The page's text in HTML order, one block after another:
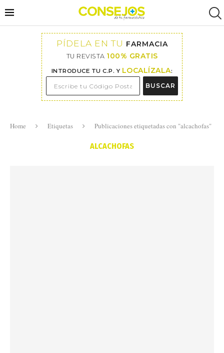
PÍDELA EN TU FARMACIA
TU REVISTA 100% GRATIS
INTRODUCE TU C.P. Y LOCALÍZALA:
BUSCAR
Home Etiquetas Publicaciones etiquetadas con "alcachofas"
ALCACHOFAS